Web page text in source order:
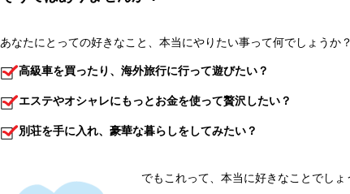
あなたにとっての好きなこと、本当にやりたい事って何でしょうか？
高級車を買ったり、海外旅行に行って遊びたい？
エステやオシャレにもっとお金を使って贅沢したい？
別荘を手に入れ、豪華な暮らしをしてみたい？
でもこれって、本当に好きなことでしょ